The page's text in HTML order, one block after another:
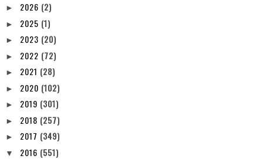
► 2026 (2)
► 2025 (1)
► 2023 (20)
► 2022 (72)
► 2021 (28)
► 2020 (102)
► 2019 (301)
► 2018 (257)
► 2017 (349)
▼ 2016 (551)